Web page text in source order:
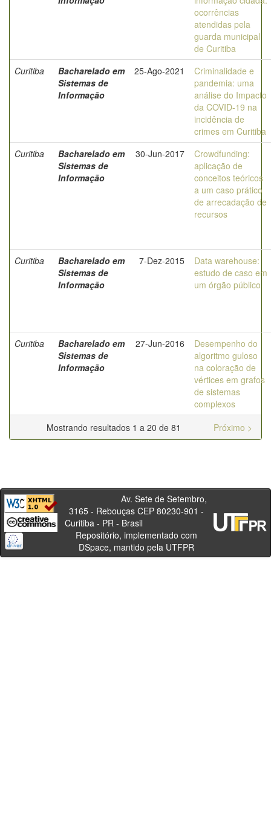
ocorrências
atendidas pela
guarda municipal
de Curitiba
Curitiba
Bacharelado em
Sistemas de
Informação
25-Ago-2021
Criminalidade e
pandemia: uma
análise do Impacto
da COVID-19 na
incidência de
crimes em Curitiba
Curitiba
Bacharelado em
Sistemas de
Informação
30-Jun-2017
Crowdfunding:
aplicação de
conceitos teóricos
a um caso prático
de arrecadação de
recursos
Curitiba
Bacharelado em
Sistemas de
Informação
7-Dez-2015
Data warehouse:
estudo de caso em
um órgão público
Curitiba
Bacharelado em
Sistemas de
Informação
27-Jun-2016
Desempenho do
algoritmo guloso
na coloração de
vértices em grafos
de sistemas
complexos
Mostrando resultados 1 a 20 de 81
Próximo >
Av. Sete de Setembro,
3165 - Rebouças CEP 80230-901 -
Curitiba - PR - Brasil
Repositório, implementado com
DSpace, mantido pela UTFPR